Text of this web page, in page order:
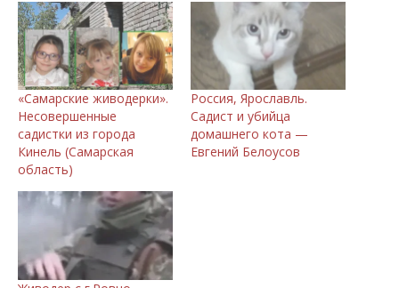
«Самарские живодерки».
Несовершенные
садистки из города
Кинель (Самарская
область)
Россия, Ярославль.
Садист и убийца
домашнего кота —
Евгений Белоусов